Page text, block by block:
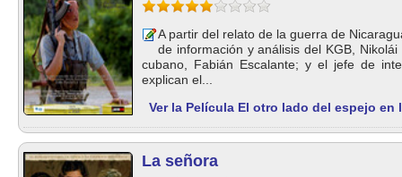
A partir del relato de la guerra de
de información y análisis del KGB,
cubano, Fabián Escalante; y el jefe de
explican el...
Ver la Película El otro lado del espejo en
La señora